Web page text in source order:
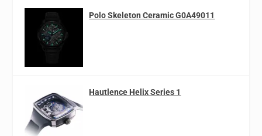
Polo Skeleton Ceramic G0A49011
Hautlence Helix Series 1